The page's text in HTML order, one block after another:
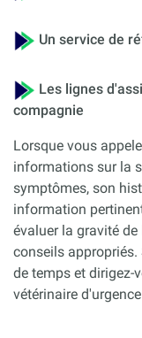
Un service de
Les lignes
compagnie
Lorsque vous
informations sur la
symptômes, son
information
évaluer la gravité
conseils appropriés.
de temps et dirigez-
vétérinaire